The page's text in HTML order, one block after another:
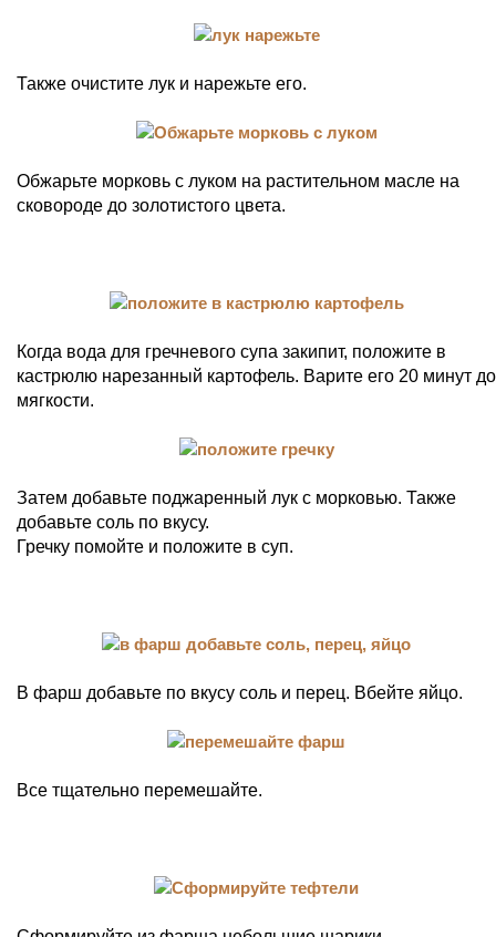
Также очистите лук и нарежьте его.
Обжарьте морковь с луком на растительном масле на
сковороде до золотистого цвета.
Когда вода для гречневого супа закипит, положите в
кастрюлю нарезанный картофель. Варите его 20 минут до
мягкости.
Затем добавьте поджаренный лук с морковью. Также
добавьте соль по вкусу.
Гречку помойте и положите в суп.
В фарш добавьте по вкусу соль и перец. Вбейте яйцо.
Все тщательно перемешайте.